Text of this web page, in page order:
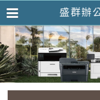
盛群辦